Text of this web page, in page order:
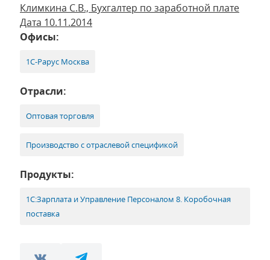
Климкина С.В., Бухгалтер по заработной плате
Дата 10.11.2014
Офисы:
1С-Рарус Москва
Отрасли:
Оптовая торговля
Производство с отраслевой спецификой
Продукты:
1С:Зарплата и Управление Персоналом 8. Коробочная
поставка